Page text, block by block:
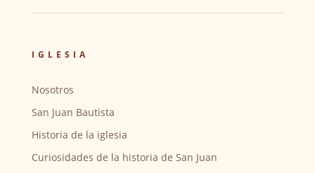
IGLESIA
Nosotros
San Juan Bautista
Historia de la iglesia
Curiosidades de la historia de San Juan